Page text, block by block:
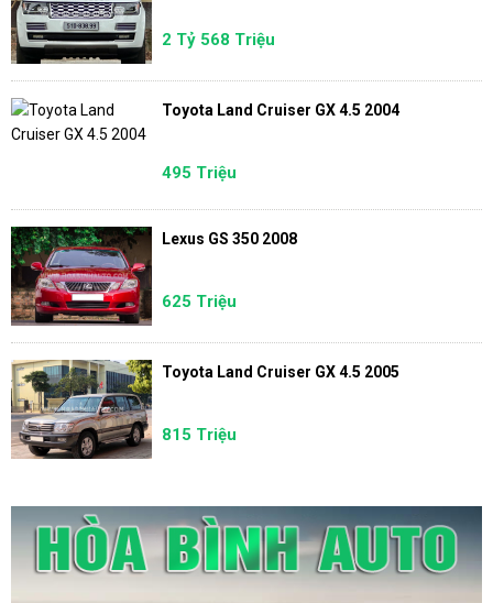
2 Tỷ 568 Triệu
Toyota Land Cruiser GX 4.5 2004
495 Triệu
Lexus GS 350 2008
625 Triệu
Toyota Land Cruiser GX 4.5 2005
815 Triệu